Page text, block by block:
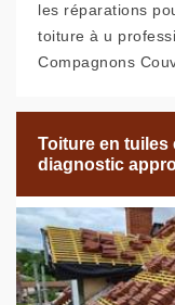
les réparations
toiture à u
Compagnons
Toiture en tuiles
diagnostic